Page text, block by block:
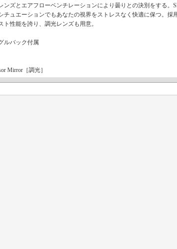
ンズとエアフローベンチレーションにより曇りとの決別をする。
チュエーションでもあなたの視界をストレスなく快適に保つ。採
性能を誇り、調光レンズも用意。
ルバック付属
Mirror［調光］